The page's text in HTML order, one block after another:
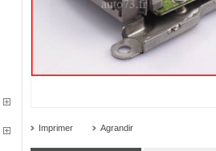
Imprimer Agrandir